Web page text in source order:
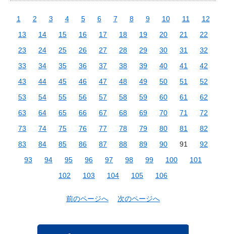
1 2 3 4 5 6 7 8 9 10 11
12
13
14 15 16 17 18 19 20 21
22
23
24 25 26 27 28 29 30 31
32
33
34 35 36 37 38 39 40 41
42
43
44 45 46 47 48 49 50 51
52
53
54 55 56 57 58 59 60 61
62
63
64 65 66 67 68 69 70 71
72
73
74 75 76 77 78 79 80 81
82
83
84 85 86 87 88 89 90 91
92
93
94 95 96 97 98 99 100
101
102
103 104 105 106
前のページへ 次のページへ